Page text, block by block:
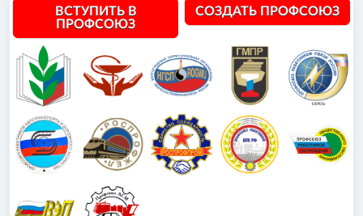
ВСТУПИТЬ В
ПРОФСОЮЗ
СОЗДАТЬ ПРОФСОЮЗ